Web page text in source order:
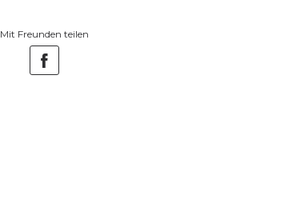
Mit Freunden teilen